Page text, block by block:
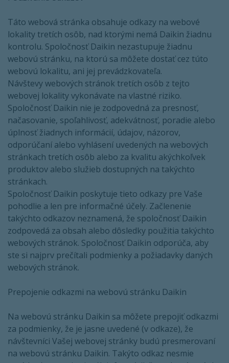
Táto webová stránka obsahuje odkazy na webové
lokality tretích osôb, nad ktorými nemá Daikin žiadnu
kontrolu. Spoločnosť Daikin nezastupuje žiadnu
webovú stránku, na ktorú sa môžete dostať cez túto
webovú lokalitu, ani jej prevádzkovateľa.
Návštevy webových stránok tretích osôb z tejto
webovej lokality vykonávate na vlastné riziko.
Spoločnosť Daikin nie je zodpovedná za presnosť,
načasovanie, spoľahlivosť, adekvátnosť, poradie alebo
úplnosť žiadnych informácií, údajov, názorov,
odporúčaní alebo vyhlásení uvedených na webových
stránkach tretích osôb alebo za kvalitu akýchkoľvek
produktov alebo služieb dostupných na takýchto
stránkach.
Spoločnosť Daikin poskytuje tieto odkazy pre Vaše
pohodlie a len pre informačné účely. Začlenenie
takýchto odkazov neznamená, že spoločnosť Daikin
zodpovedá za obsah alebo dôsledky použitia takýchto
webových stránok. Spoločnosť Daikin odporúča, aby
ste si najprv prečítali podmienky a požiadavky daných
webových stránok.
Prepojenie odkazmi na webovú stránku Daikin
Na webovú stránku Daikin sa môžete prepojiť odkazmi
za podmienky, že je jasne uvedené (v odkaze), že
návštevníci Vašej webovej stránky budú presmerovaní
na webovú stránku Daikin. Takýto odkaz nesmie